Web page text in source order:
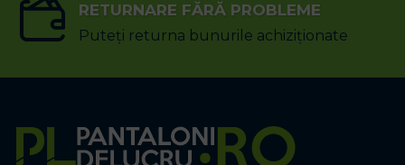
RETURNARE FĂRĂ PROBLEME
Puteți returna bunurile achiziționate